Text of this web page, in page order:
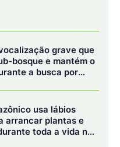
que ele importa
trade clássico. Define
poluentes.
cotas para emitir gases